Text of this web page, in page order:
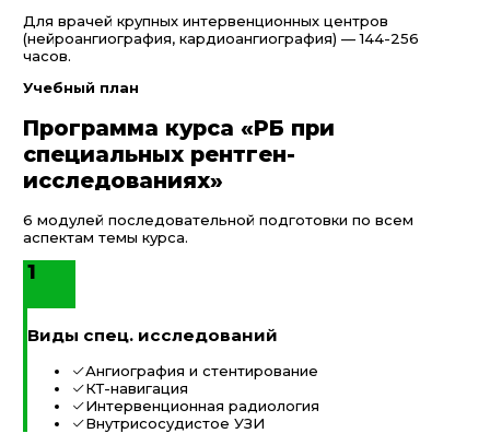
Для врачей крупных интервенционных центров
(нейроангиография, кардиоангиография) — 144-256
часов.
Учебный план
Программа курса «РБ при
специальных рентген-
исследованиях»
6 модулей последовательной подготовки по всем
аспектам темы курса.
1
Виды спец. исследований
Ангиография и стентирование
КТ-навигация
Интервенционная радиология
Внутрисосудистое УЗИ